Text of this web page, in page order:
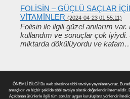
FOLISIN – GÜÇLÜ SAÇLAR
VITAMINLER (2024-04-23 01:55:11)
Folisin ile ilgili güzel anılarım
kullandım ve sonuçlar çok iyiydi.
miktarda dökülüyordu ve
ÖNEMLİ BİLGİ! Bu web sitesinde tıbbi tavsiye yayınlamıyoruz.
amaçlıdır ve hiçbir şekilde tıbbi tavsiye olarak değerlendirilmemelidir.
Açıklanan ürünlerle ilgili tüm sorular uygun kuruluşlara